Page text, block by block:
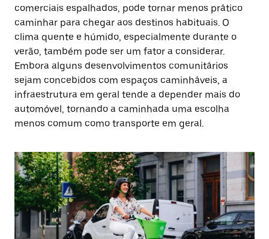
comerciais espalhados, pode tornar menos prático
caminhar para chegar aos destinos habituais. O
clima quente e húmido, especialmente durante o
verão, também pode ser um fator a considerar.
Embora alguns desenvolvimentos comunitários
sejam concebidos com espaços caminháveis, a
infraestrutura em geral tende a depender mais do
automóvel, tornando a caminhada uma escolha
menos comum como transporte em geral.